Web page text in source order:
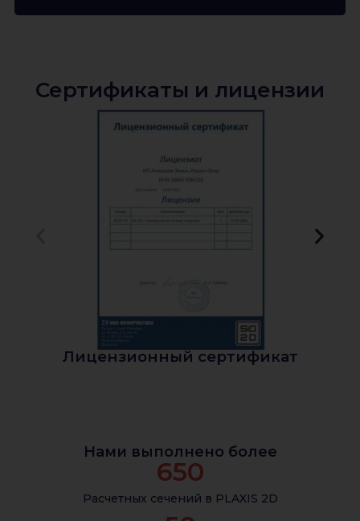
Сертификаты и лицензии
Лицензионный сертификат
Нами выполнено более
Расчетных сечений в PLAXIS 2D
650